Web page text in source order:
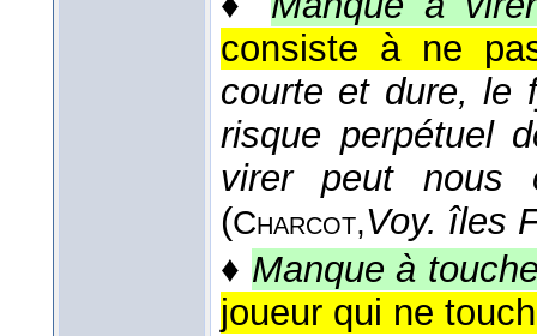
consiste à ne
courte et dure, le
risque perpétuel
virer peut nous
(Charcot,Voy. îles
♦ Manque à
joueur qui ne